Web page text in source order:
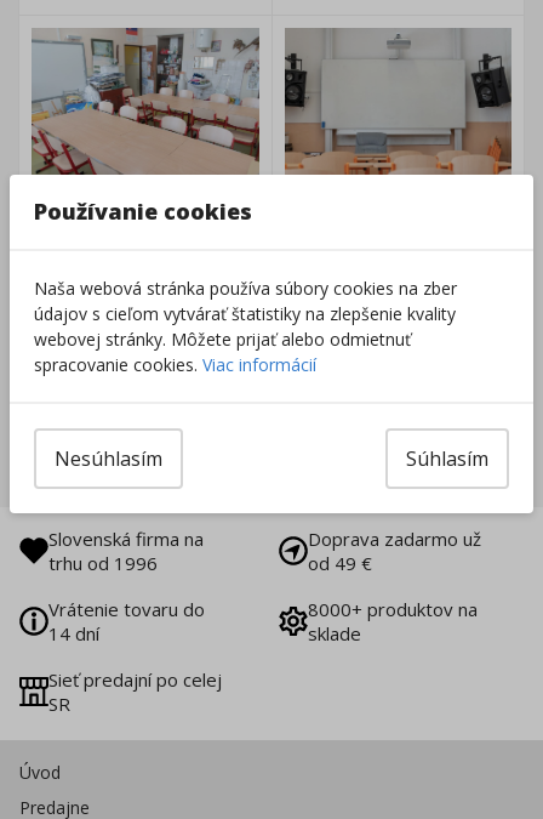
ZUŠ Púchov
ZŠ s MŠ Lisková
Slovenská firma na
trhu od 1996
Doprava zadarmo už
od 49 €
Vrátenie tovaru do
14 dní
8000+ produktov na
sklade
Sieť predajní po celej
SR
Úvod
Predajne
Používanie cookies
Naša webová stránka používa súbory cookies na zber
údajov s cieľom vytvárať štatistiky na zlepšenie kvality
webovej stránky. Môžete prijať alebo odmietnuť
spracovanie cookies. Viac informácií
Súhlasím
Nesúhlasím